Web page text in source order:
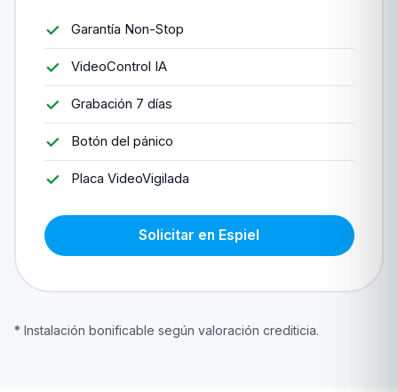
Garantía Non-Stop
VideoControl IA
Grabación 7 días
Botón del pánico
Placa VideoVigilada
Solicitar en Espiel
* Instalación bonificable según valoración crediticia.